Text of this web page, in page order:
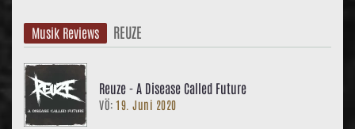
Musik Reviews REUZE
Reuze - A Disease Called Future
VÖ: 19. Juni 2020